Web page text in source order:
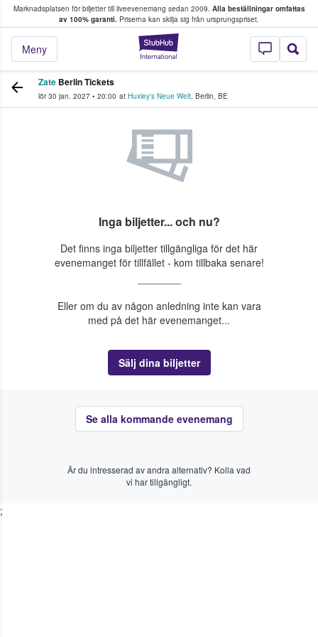
Marknadsplatsen för biljetter till liveevenemang sedan 2009. Alla beställningar omfattas
av 100% garanti. Priserna kan skilja sig från ursprungspriset.
StubHub – där
Meny
köper och säljer biljetter.
Zate Berlin Tickets
lör 30 jan. 2027 • 20:00 at Huxley's Neue Welt, Berlin, BE
Inga biljetter... och nu?
Det finns inga biljetter tillgängliga för det här
evenemanget för tillfället - kom tillbaka senare!
Eller om du av någon anledning inte kan vara
med på det här evenemanget...
Sälj dina biljetter
Se alla kommande evenemang
Är du intresserad av andra alternativ? Kolla vad
vi har tillgängligt.
;